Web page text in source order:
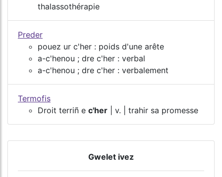
thalassothérapie
Preder
pouez ur c'her : poids d'une arête
a-c'henou ; dre c'her : verbal
a-c'henou ; dre c'her : verbalement
Termofis
Droit terriñ e c'her | v. | trahir sa promesse
Gwelet ivez